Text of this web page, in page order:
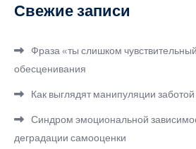
Свежие записи
Фраза «ты слишком
обесценивания
Как выглядят манипуляции
Синдром эмоциональной
деградации самооценки